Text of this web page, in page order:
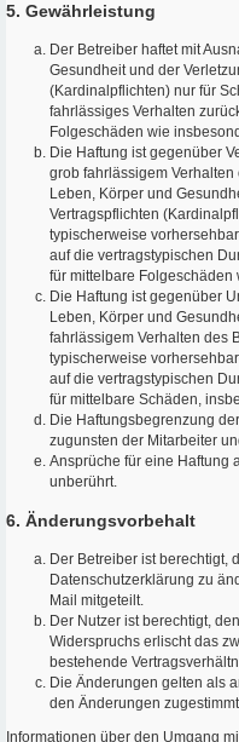
5. Gewährleistung
Der Betreiber haftet mit
Gesundheit und der
(Kardinalpflichten) nur für
fahrlässiges Verhalten
Folgeschäden wie
Die Haftung ist gegenüber
grob fahrlässigem
Leben, Körper und
Vertragspflichten
typischerweise
auf die vertragstypischen
für mittelbare
Die Haftung ist gegenüber
Leben, Körper und
fahrlässigem Verhalten des
typischerweise
auf die vertragstypischen
für mittelbare Schäden,
Die Haftungsbegrenzung
zugunsten der Mitarbeiter
Ansprüche für eine Haftung
unberührt.
6. Änderungsvorbehalt
Der Betreiber ist berechtigt,
Datenschutzerklärung zu
Mail mitgeteilt.
Der Nutzer ist berechtigt,
Widerspruchs erlischt das
bestehende
Die Änderungen gelten als
den Änderungen
Informationen über den Umgang